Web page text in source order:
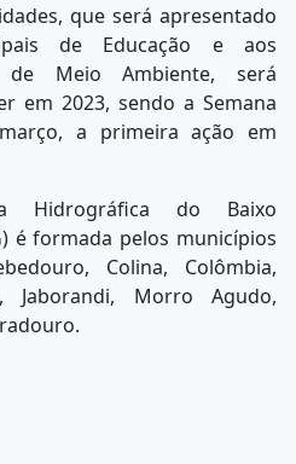
que será apresentado
de Educação e aos
de Meio Ambiente, será
em 2023, sendo a Semana
a primeira ação em
Hidrográfica do Baixo
é formada pelos municípios
Colina, Colômbia,
Jaborandi, Morro Agudo,